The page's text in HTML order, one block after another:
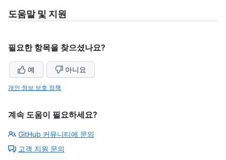
도움말 및 지원
필요한 항목을 찾으셨나요?
예 아니요
개인 정보 보호 정책
계속 도움이 필요하세요?
GitHub 커뮤니티에 문의
고객 지원 문의